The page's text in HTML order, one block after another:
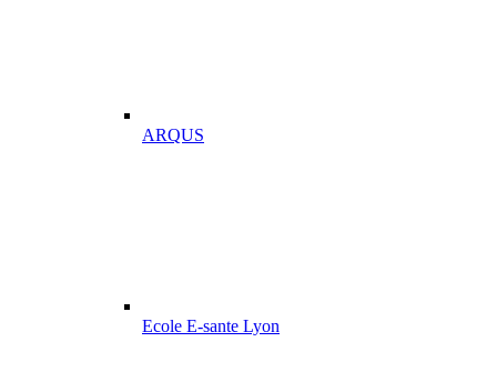
ARQUS
Ecole E-sante Lyon